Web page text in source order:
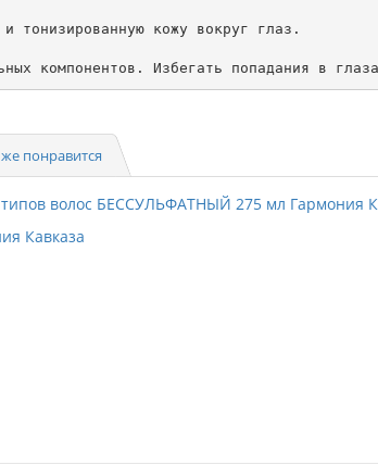
тонизированную кожу вокруг глаз.
компонентов. Избегать попадания в глаза
понравится
Кавказа